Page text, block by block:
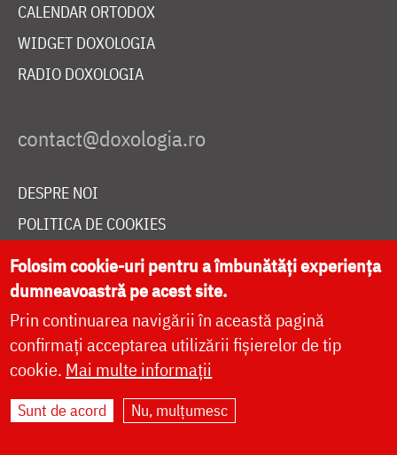
CALENDAR ORTODOX
WIDGET DOXOLOGIA
RADIO DOXOLOGIA
DESPRE NOI
POLITICA DE COOKIES
DONEAZĂ ONLINE PENTRU CATEDRALA NAȚIONALĂ
LIVE
Site dezvoltat deDOXOLOGIA MEDIA
Arhiepiscopia Iașilor | ©
Folosim cookie-uri pentru a îmbunătăți experiența
dumneavoastră pe acest site.
Prin continuarea navigării în această pagină
confirmați acceptarea utilizării fișierelor de tip
cookie. Mai multe informații
Sunt de acord Nu, mulțumesc